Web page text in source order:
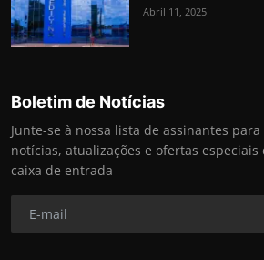
Abril 11, 2025
Boletim de Notícias
Junte-se à nossa lista de assinantes
notícias, atualizações e ofertas
caixa de entrada